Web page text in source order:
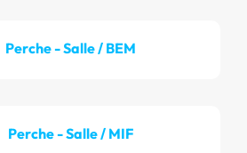
Perche - Salle / BEM
Perche - Salle / MIF